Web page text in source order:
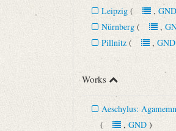
Leipzig (, GND
Nürnberg (,
Pillnitz (, GND
Works
Aeschylus:
(, GND)